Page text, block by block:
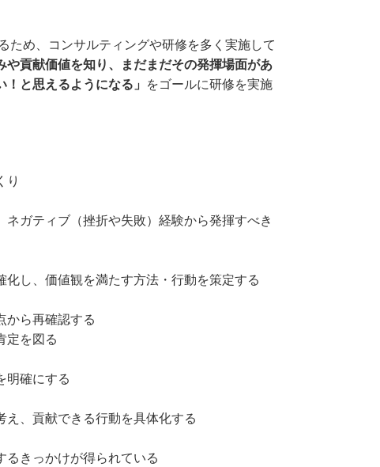
め、コンサルティングや研修を多く実施して
や貢献価値を知り、まだまだその発揮場面があ
と思えるようになる」 をゴールに研修を実施
り
ガティブ（挫折や失敗）経験から発揮すべき
し、価値観を満たす方法・行動を策定する
から再確認する
定を図る
明確にする
、貢献できる行動を具体化する
きっかけが得られている